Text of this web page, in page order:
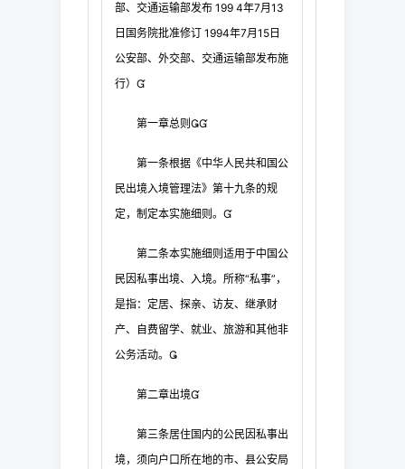
部、交通运输部发布 199 4年7月13
日国务院批准修订 1994年7月15 日
公安部、外交部、交通运输部发布施
行）
第一章总则
第一条根据《中华人民共和国公
民出境入境管理法》第十九条的规
定，制 定本实施细则。
第二条本实施细则适用于中国公
民因私事出境、入境。所称“私事”，
是指：定居、探亲、访友、继承财
产、自费留学、就业、旅游和其他非
公务活动。
第二章出境
第三条居住国内的公民因私事出
境，须向户口所在地的市、县公安局